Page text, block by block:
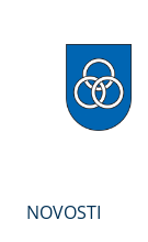
NOVOSTI